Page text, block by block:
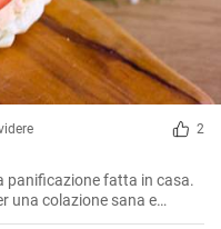
2
panificazione fatta in casa.
una colazione sana e